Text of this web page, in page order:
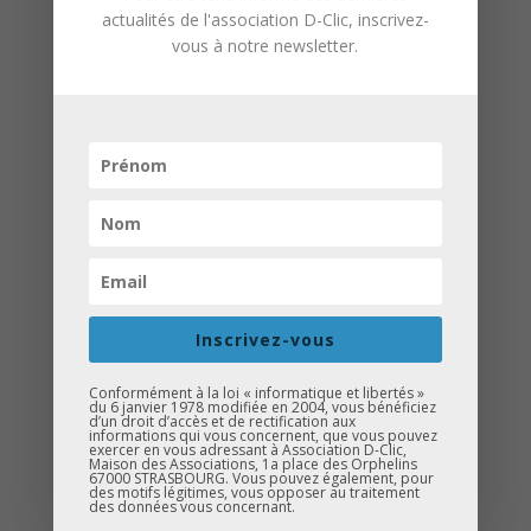
de l’association D-Clic (pour une période
concrétise notamment par l’attribution
décembre dernier
Strasbourg, une journée intitulée
« Parlons Cœur ». D-Clic et 10 autres
associations soutenues par la BNP
étaient invitées pour l’occasion à tenir un
stand afin de présenter ses actions aux
visiteurs. Les employés de l’agence
bancaire étaient mobilisés aux côtés
actualités de l'association D-Clic, inscrivez-
vous à notre newsletter.
Inscrivez-vous
Conformément à la loi « informatique et libertés »
du 6 janvier 1978 modifiée en 2004, vous bénéficiez
d’un droit d’accès et de rectification aux
informations qui vous concernent, que vous pouvez
exercer en vous adressant à Association D-Clic,
Maison des Associations, 1a place des Orphelins
67000 STRASBOURG. Vous pouvez également, pour
des motifs légitimes, vous opposer au traitement
des données vous concernant.